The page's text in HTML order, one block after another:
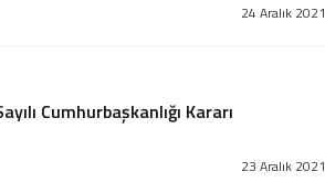
24 Aralık 2021
Cumhurbaşkanlığı Kararı
23 Aralık 2021